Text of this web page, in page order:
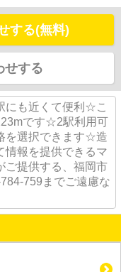
する(無料)
せする
にも近くて便利☆こ
です☆2駅利用可
を選択できます☆造
情報を提供できるマ
ご提供する、福岡市
759までご遠慮な